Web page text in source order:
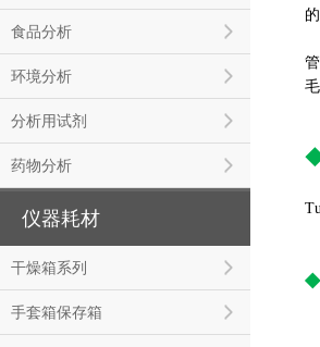
食品分析
环境分析
分析用试剂
药物分析
仪器耗材
干燥箱系列
手套箱保存箱
◆